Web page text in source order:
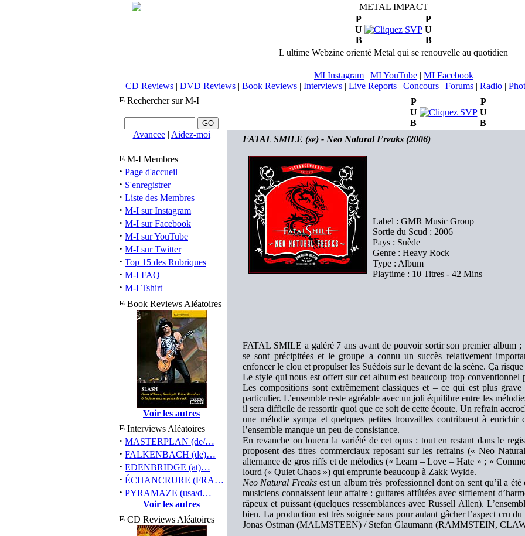
METAL IMPACT
P
U
B
P
U
B
L ultime Webzine orienté Metal qui se renouvelle au quotidien
MI Instagram | MI YouTube | MI Facebook
CD Reviews| DVD Reviews| Book Reviews| Interviews| Live Reports| Concours| Forums| Radio|
Rechercher sur M-I
Avancee| Aidez-moi
M-I Membres
· Page d'accueil
· S'enregistrer
· Liste des Membres
· M-I sur Instagram
· M-I sur Facebook
· M-I sur YouTube
· M-I sur Twitter
· Top 15 des Rubriques
· M-I FAQ
· M-I Tshirt
Book Reviews Aléatoires
Voir les autres
Interviews Aléatoires
· MASTERPLAN (de/…
· FALKENBACH (de)…
· EDENBRIDGE (at)…
· ÉCHANCRURE (FRA…
· PYRAMAZE (usa/d…
Voir les autres
CD Reviews Aléatoires
P
U
B
P
U
B
FATAL SMILE (se) - Neo Natural Freaks (2006)
Label : GMR Music Group
Sortie du Scud : 2006
Pays : Suède
Genre : Heavy Rock
Type : Album
Playtime : 10 Titres - 42 Mins
FATAL SMILE a galéré 7 ans avant de pouvoir sortir son premier album ;
se sont précipitées et le groupe a connu un succès relativement
enfoncer le clou et propulser les Suédois sur le devant de la scène. Ça
Le style qui nous est offert sur cet album est beaucoup trop conventionnel
Les compositions sont extrêmement classiques et – ce qui est plus grave
particulier. L’ensemble reste agréable avec un joli équilibre entre les
il sera difficile de ressortir quoi que ce soit de cette écoute. Un refrain
une mélodie sympa et quelques petites trouvailles contribuent à enrichir
l’ensemble manque un peu de consistance.
En revanche on louera la variété de cet opus : tout en restant dans le
proposent des titres commerciaux reposant sur les refrains (« Neo
alternance de gros riffs et de mélodies (« Learn – Love – Hate » ; «
lourd (« Quiet Chaos ») qui emprunte beaucoup à Zakk Wylde.
Neo Natural Freaksest un album très professionnel dont on sent qu’il a été
musiciens connaissent leur affaire : guitares affûtées avec sifflement
râpeux et puissant (quelques ressemblances avec Russell Allen).
bien. La production est très soignée sans pour autant gâcher l’aspect cru
Jonas Ostman (MALMSTEEN) / Stefan Glaumann (RAMMSTEIN,